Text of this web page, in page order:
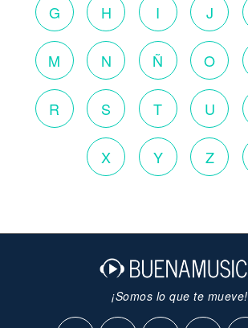
G H I J
M N Ñ O
R S T U
X Y Z
¡Somos lo que te mueve!